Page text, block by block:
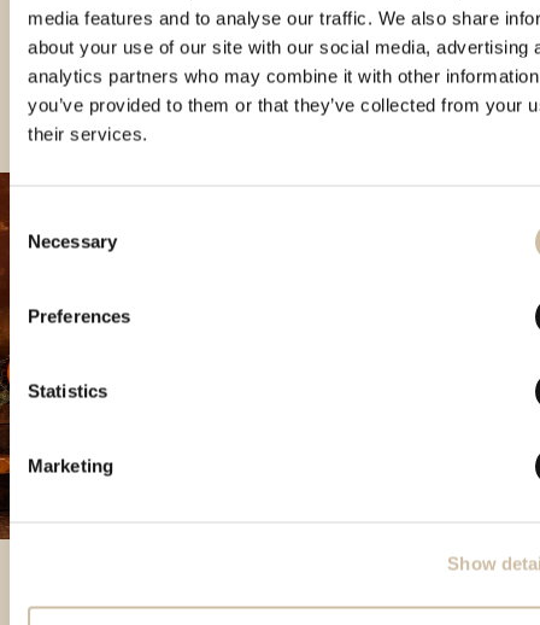
media features and to analyse our traffic. We also share
about your use of our site with our social media, advertising
analytics partners who may combine it with other
you’ve provided to them or that they’ve collected from your
their services.
Selection
Necessary
Preferences
Statistics
Marketing
Show